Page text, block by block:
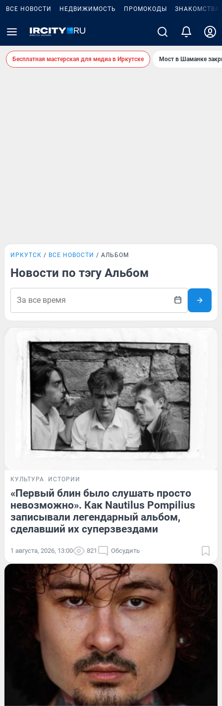
ВСЕ НОВОСТИ НЕДВИЖИМОСТЬ ПРОМОКОДЫ ЗНАКОМСТВА
Бесплатная мастерская для медиа в Иркутске Мост в Шаманке
ИРКУТСК ВСЕ НОВОСТИ АЛЬБОМ
Новости по тэгу Альбом
КУЛЬТУРА ИСТОРИИ
«Первый блин было слушать просто
невозможно». Как Nautilus Pompilius
записывали легендарный альбом,
сделавший их суперзвездами
1 августа, 2026, 13:00 821 Обсудить